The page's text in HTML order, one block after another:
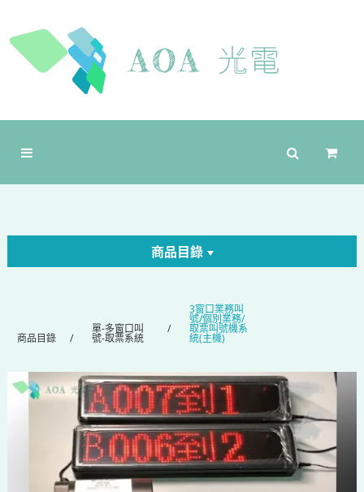
商品目錄
商品目錄
單-多窗口叫
號-取票系統
3窗口業務叫
號/個別業務/
取票叫號機系
統(主機)